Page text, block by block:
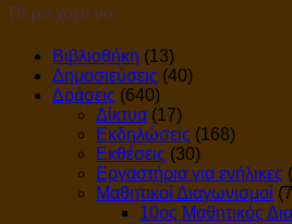
Περιεχόμενα
Βιβλιοθήκη (13)
Δημοσιεύσεις (40)
Δράσεις (640)
Δίκτυα (17)
Εκδηλώσεις (168)
Εκθέσεις (30)
Εργαστήρια για ενήλικες
Μαθητικοί Διαγωνισμοί
10ος Μαθητικός